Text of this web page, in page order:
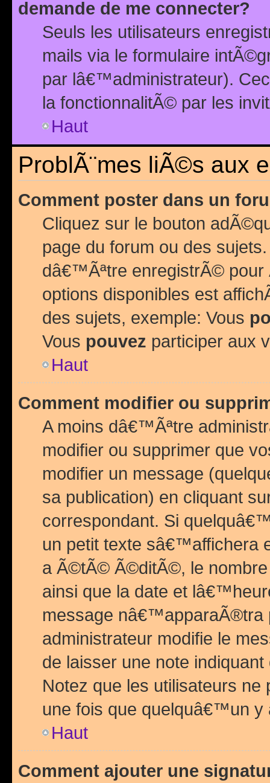
demande de me connecter?
Seuls les utilisateurs
mails via le formulaire
par lâ€™administrateur).
la fonctionnalitÃ© par les
Haut
ProblÃ¨mes liÃ©s aux
Comment poster dans un
Cliquez sur le bouton
page du forum ou des
dâ€™Ãªtre enregistrÃ©
options disponibles est
des sujets, exemple: Vous
Vous pouvez participer aux
Haut
Comment modifier ou
A moins dâ€™Ãªtre
modifier ou supprimer que
modifier un message
sa publication) en cliquant
correspondant. Si
un petit texte sâ€™affichera
a Ã©tÃ© Ã©ditÃ©, le
ainsi que la date et
message nâ€™apparaÃ®tra
administrateur modifie le
de laisser une note
Notez que les utilisateurs
une fois que quelquâ€™un y
Haut
Comment ajouter une